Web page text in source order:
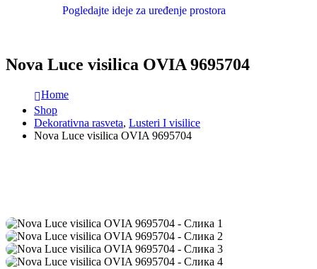
Pogledajte ideje za uređenje prostora
Nova Luce visilica OVIA 9695704
Home
Shop
Dekorativna rasveta, Lusteri I visilice
Nova Luce visilica OVIA 9695704